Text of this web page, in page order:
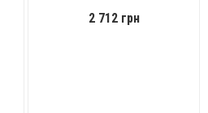
2 712 грн